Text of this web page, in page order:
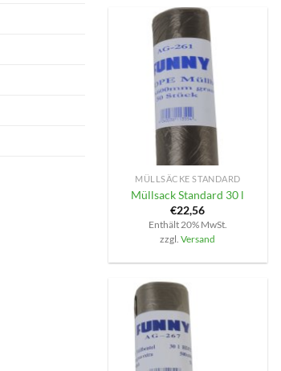
MÜLLSÄCKE STANDARD
Müllsack Standard 30 l
€22,56
Enthält 20% MwSt.
zzgl.Versand